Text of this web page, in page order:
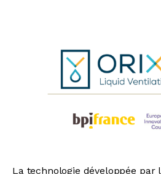
La technologie développée